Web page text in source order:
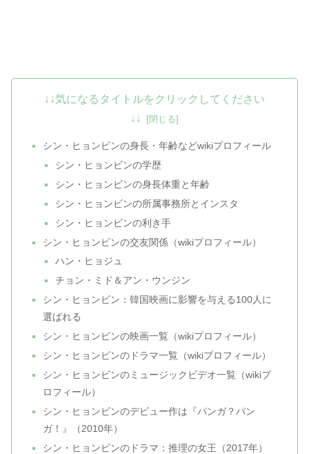
↓↓気になるタイトルをクリックしてください
↓↓
シン・ヒョンビンの身長・年齢などwikiプロフィール
シン・ヒョンビンの学歴
シン・ヒョンビンの身長体重と年齢
シン・ヒョンビンの所属事務所とインスタ
シン・ヒョンビンの利き手
シン・ヒョンビンの交友関係（wikiプロフィール）
ハン・ヒョジュ
チョン・ミド＆アン・ウンジン
シン・ヒョンビン：韓国映画に影響を与える100人に
選ばれる
シン・ヒョンビンの映画一覧（wikiプロフィール）
シン・ヒョンビンのドラマ一覧（wikiプロフィール）
シン・ヒョンビンのミュージックビデオ一覧（wikiプ
ロフィール）
シン・ヒョンビンのデビュー作は『パンガ？パン
ガ！』（2010年）
シン・ヒョンビンのドラマ：推理の女王（2017年）